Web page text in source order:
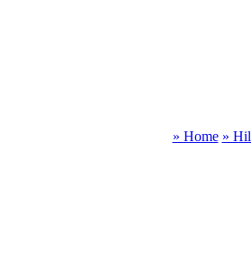
» Home »